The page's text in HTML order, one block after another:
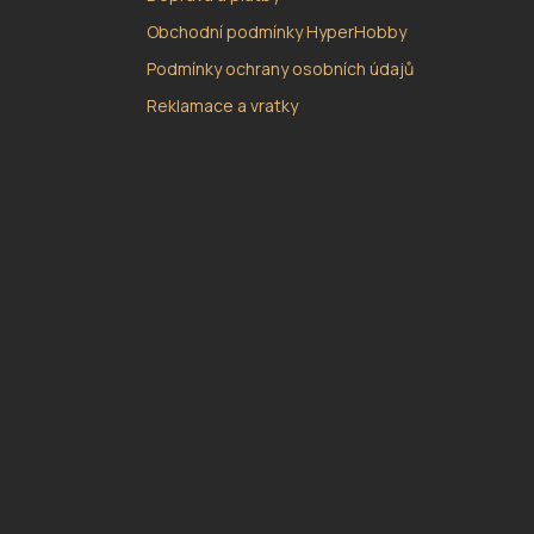
Obchodní podmínky HyperHobby
Podmínky ochrany osobních údajů
Reklamace a vratky